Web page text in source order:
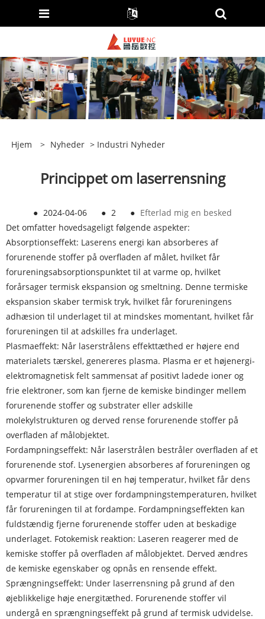
Hjem > Nyheder > Industri Nyheder
Princippet om laserrensning
● 2024-04-06 ● 2 ● Efterlad mig en besked
Det omfatter hovedsageligt følgende aspekter:
Absorptionseffekt: Laserens energi kan absorberes af
forurenende stoffer på overfladen af ​​målet, hvilket får
forureningsabsorptionspunktet til at varme op, hvilket
forårsager termisk ekspansion og smeltning. Denne termiske
ekspansion skaber termisk tryk, hvilket får forureningens
adhæsion til underlaget til at mindskes momentant, hvilket får
forureningen til at adskilles fra underlaget.
Plasmaeffekt: Når laserstrålens effekttæthed er højere end
materialets tærskel, genereres plasma. Plasma er et højenergi-
elektromagnetisk felt sammensat af positivt ladede ioner og
frie elektroner, som kan fjerne de kemiske bindinger mellem
forurenende stoffer og substrater eller adskille
molekylstrukturen og derved rense forurenende stoffer på
overfladen af ​​målobjektet.
Fordampningseffekt: Når laserstrålen bestråler overfladen af ​​et
forurenende stof. Lysenergien absorberes af forureningen og
opvarmer forureningen til en høj temperatur, hvilket får dens
temperatur til at stige over fordampningstemperaturen, hvilket
får forureningen til at fordampe. Fordampningseffekten kan
fuldstændig fjerne forurenende stoffer uden at beskadige
underlaget. Fotokemisk reaktion: Laseren reagerer med de
kemiske stoffer på overfladen af ​​målobjektet. Derved ændres
de kemiske egenskaber og opnås en rensende effekt.
Sprængningseffekt: Under laserrensning på grund af den
øjeblikkelige høje energitæthed. Forurenende stoffer vil
undergå en sprængningseffekt på grund af termisk udvidelse.